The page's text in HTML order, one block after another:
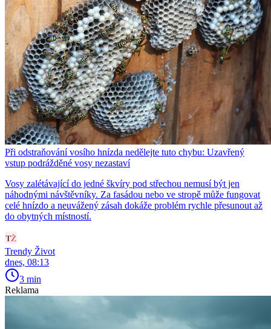
Při odstraňování vosího hnízda nedělejte tuto chybu: Uzavřený
vstup podrážděné vosy nezastaví
Vosy zalétávající do jedné škvíry pod střechou nemusí být jen
náhodnými návštěvníky. Za fasádou nebo ve stropě může fungovat
celé hnízdo a neuvážený zásah dokáže problém rychle přesunout až
do obytných místností.
Trendy Život
dnes, 08:13
3 min
Reklama